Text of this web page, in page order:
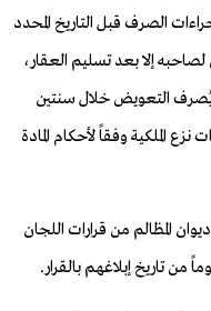
الصرف قبل التاريخ المحدد
لصاحبهإلا بعد تسليم العقار،
التعويض خلال سنتين
نزع الملكية وفقاً لأحكام المادة
المظالم من قرارات اللجان
من تاريخ إبلاغهم بالقرار.